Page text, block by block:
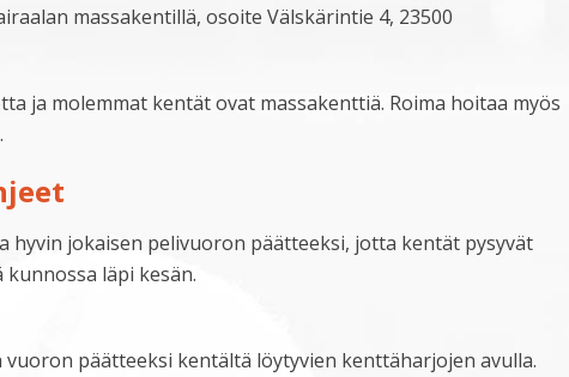
massakentillä, osoite Välskärintie 4, 23500
ja molemmat kentät ovat massakenttiä. Roima hoitaa myös
hyvin jokaisen pelivuoron päätteeksi, jotta kentät pysyvät
kunnossa läpi kesän.
päätteeksi kentältä löytyvien kenttäharjojen avulla.